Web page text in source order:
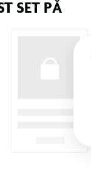
SET PÅ